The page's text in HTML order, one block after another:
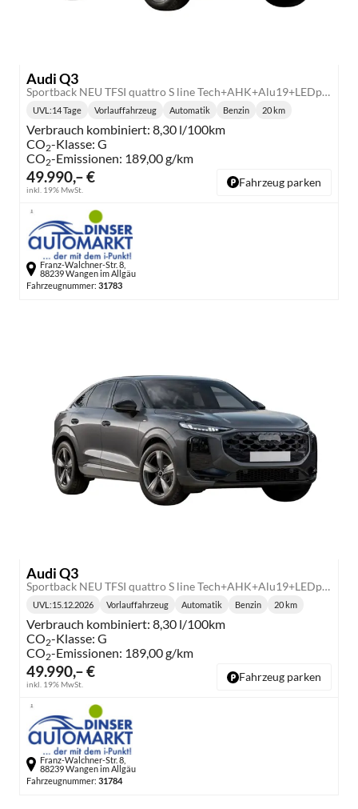
Audi Q3
Sportback NEU TFSI quattro S line Tech+AHK+Alu19+LEDplus+KlimaPlus+ExtSchwarz
49.990,– €
inkl. 19% MwSt.
Lieferzeit:
UVL :14 Tage Vorlauffahrzeug
Getriebe:
Automatik
Kraftstoff:
Benzin
Kilometerstand:
20 km
Verbrauch kombiniert: 8,30 l/100km
CO2-Klasse: G
CO2-Emissionen: 189,00 g/km
Fahrzeug parken
Franz-Walchner-Str. 8,
88239 Wangen im Allgäu
Fahrzeugnummer: 31783
Audi Q3
Sportback NEU TFSI quattro S line Tech+AHK+Alu19+LEDplus+KlimaPlus+ExtSchwarz
49.990,– €
inkl. 19% MwSt.
UVL :15.12.2026 Vorlauffahrzeug Automatik Benzin 20 km
Verbrauch kombiniert: 8,30 l/100km
CO2-Klasse: G
CO2-Emissionen: 189,00 g/km
Fahrzeug parken
Franz-Walchner-Str. 8,
88239 Wangen im Allgäu
Fahrzeugnummer: 31784